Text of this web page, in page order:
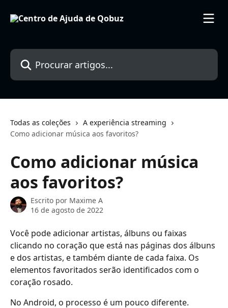
Procurar artigos...
Todas as coleções
A experiência streaming
Como adicionar música aos favoritos?
Como adicionar música
aos favoritos?
Escrito por Maxime A
16 de agosto de 2022
Você pode adicionar artistas, álbuns ou faixas
clicando no coração que está nas páginas dos álbuns
e dos artistas, e também diante de cada faixa. Os
elementos favoritados serão identificados com o
coração rosado.
No Android, o processo é um pouco diferente.